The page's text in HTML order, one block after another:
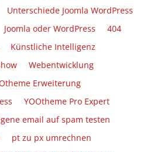
Unterschiede Joomla WordPress
Joomla oder WordPress
404
Künstliche Intelligenz
Webentwicklung
Erweiterung
YOOtheme Pro Expert
email auf spam testen
pt zu px umrechnen